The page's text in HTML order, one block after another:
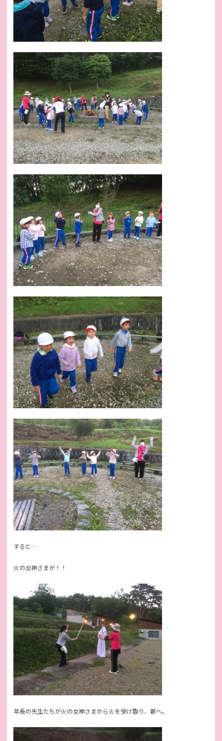
すると…
火の女神さまが！！
年長の先生たちが火の女神さまから火を受け取り、薪へ。